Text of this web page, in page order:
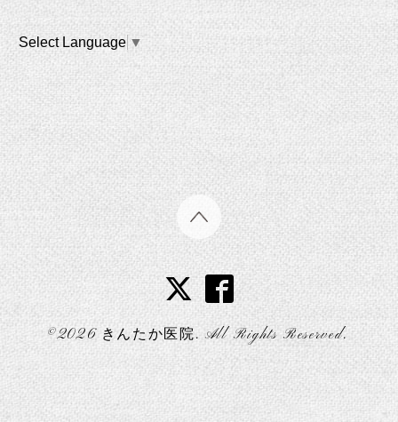
Select Language ▼
©2026 きんたか医院. All Rights Reserved.